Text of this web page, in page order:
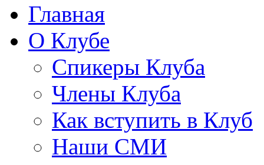
Главная
О Клубе
Спикеры Клуба
Члены Клуба
Как вступить в Клуб
Наши СМИ